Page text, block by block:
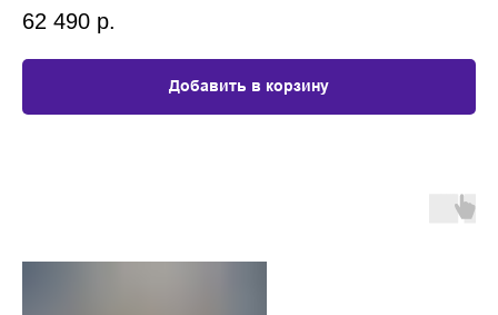
62 490 р.
Добавить в корзину